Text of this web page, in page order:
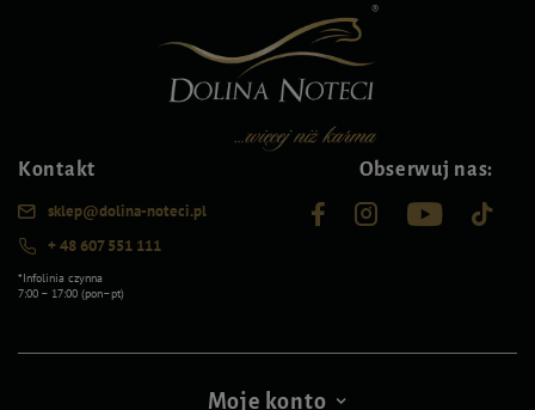
Kontakt
sklep@dolina-noteci.pl
+ 48 607 551 111
*Infolinia czynna
7:00 – 17:00 (pon–pt)
Obserwuj nas:
Moje konto